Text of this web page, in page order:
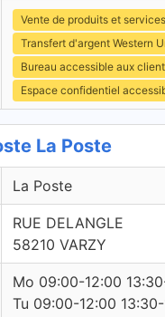
Vente de produits et
Transfert d'argent Western
Bureau accessible aux
Espace confidentiel
La Poste
La Poste
RUE DELANGLE
58210 VARZY
Mo 09:00-12:00
Tu 09:00-12:00